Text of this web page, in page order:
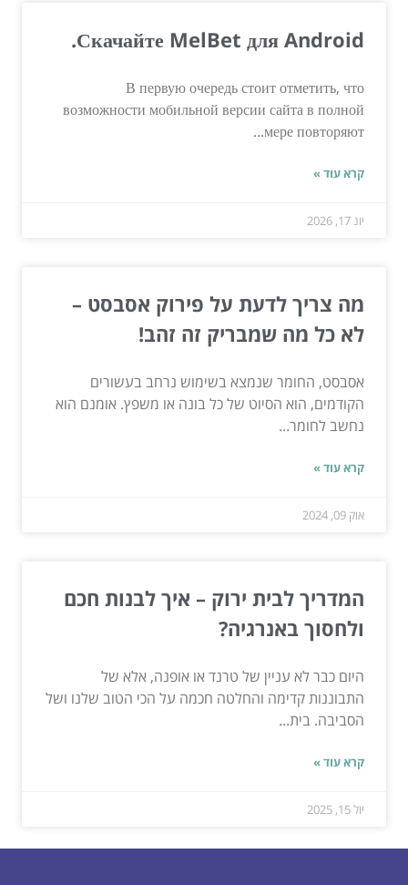
Скачайте MelBet для Android.
В первую очередь стоит отметить, что
возможности мобильной версии сайта в полной
мере повторяют...
קרא עוד »
יונ 17, 2026
מה צריך לדעת על פירוק אסבסט –
לא כל מה שמבריק זה זהב!
אסבסט, החומר שנמצא בשימוש נרחב בעשורים
הקודמים, הוא הסיוט של כל בונה או משפץ. אומנם הוא
נחשב לחומר...
קרא עוד »
אוק 09, 2024
המדריך לבית ירוק – איך לבנות חכם
ולחסוך באנרגיה?
היום כבר לא עניין של טרנד או אופנה, אלא של
התבוננות קדימה והחלטה חכמה על הכי הטוב שלנו ושל
הסביבה. בית...
קרא עוד »
יול 15, 2025